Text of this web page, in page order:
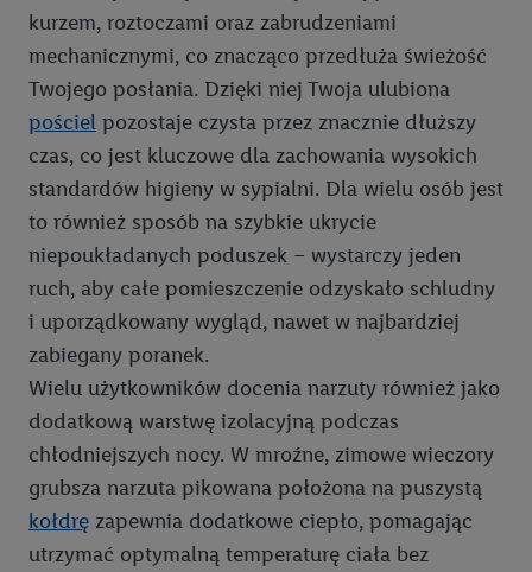
kurzem, roztoczami oraz zabrudzeniami
mechanicznymi, co znacząco przedłuża świeżość
Twojego posłania. Dzięki niej Twoja ulubiona
pościel pozostaje czysta przez znacznie dłuższy
czas, co jest kluczowe dla zachowania wysokich
standardów higieny w sypialni. Dla wielu osób jest
to również sposób na szybkie ukrycie
niepoukładanych poduszek – wystarczy jeden
ruch, aby całe pomieszczenie odzyskało schludny
i uporządkowany wygląd, nawet w najbardziej
zabiegany poranek.
Wielu użytkowników docenia narzuty również jako
dodatkową warstwę izolacyjną podczas
chłodniejszych nocy. W mroźne, zimowe wieczory
grubsza narzuta pikowana położona na puszystą
kołdrę zapewnia dodatkowe ciepło, pomagając
utrzymać optymalną temperaturę ciała bez